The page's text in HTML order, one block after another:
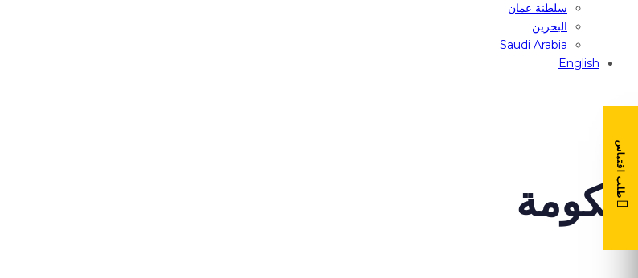
سلطنة عمان
البحرين
Saudi Arabia
English
حكومة
طلب اقتباس